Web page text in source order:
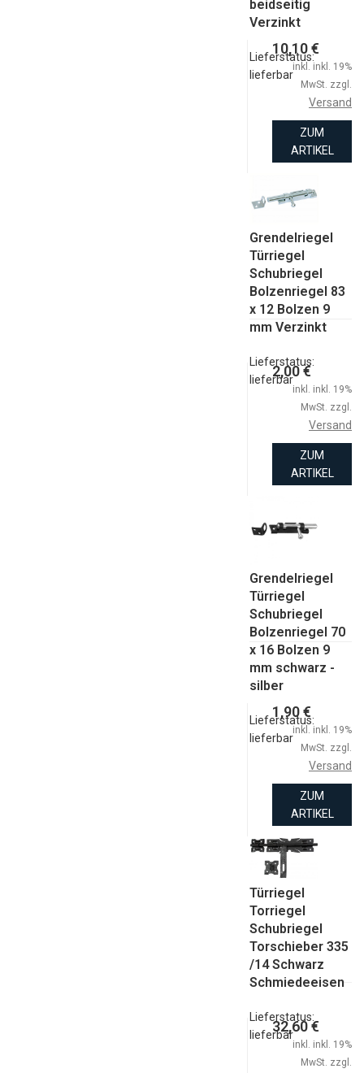
beidseitig
Verzinkt
Lieferstatus:
lieferbar
10,10 €
inkl. inkl. 19%
MwSt. zzgl.
Versand
ZUM
ARTIKEL
Grendelriegel
Türriegel
Schubriegel
Bolzenriegel 83
x 12 Bolzen 9
mm Verzinkt
Lieferstatus:
lieferbar2,00 €
inkl. inkl. 19%
MwSt. zzgl.
Versand
ZUM
ARTIKEL
Grendelriegel
Türriegel
Schubriegel
Bolzenriegel 70
x 16 Bolzen 9
mm schwarz -
silber
Lieferstatus:
lieferbar
1,90 €
inkl. inkl. 19%
MwSt. zzgl.
Versand
ZUM
ARTIKEL
Türriegel
Torriegel
Schubriegel
Torschieber 335
/14 Schwarz
Schmiedeeisen
Lieferstatus:
lieferbar32,60 €
inkl. inkl. 19%
MwSt. zzgl.